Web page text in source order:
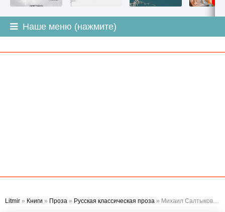
Наше меню (нажмите)
Litmir » Книги » Проза » Русская классическая проза » Михаил Салтыков-Щедрин - Том 8. Помпадуры и помпадурши. История одного города